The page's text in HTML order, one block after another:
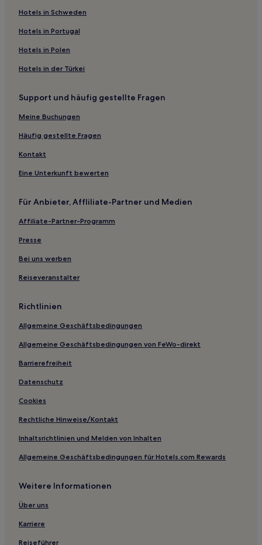
Hotels nahe Sibelius-Monument
Hotels nahe Kamppi Chapel
Sompasaari: Hotels
Meilahti: Hotels
Hotels nahe Straßenbahnhaltestelle Mäkelänrinne
Martilla: Hotels
Ruskeasuo: Hotels
Hotels nahe Straßenbahnhaltestelle Pasilan asema
Kalasatama: Hotels
Kyläsaari: Hotels
Pikku Huopalahti: Hotels
Ferienwohnungen in Kluuvi
Hostels in Hietaranta-Strand
Ferienwohnungen in Alppiharju
Hostels in Helsinki
Ferienwohnungen in Kallio
Luxus in Kluuvi
Familien in Kluuvi
Günstige in Uusimaa
Familien in Helsinki
Haustierfreundliche in Helsinki
Haustierfreundliche in Vantaa
Haustierfreundliche in Großraum Helsinki
Familien in Großraum Helsinki
Günstige in Großraum Helsinki
Haustierfreundliche in Porvoo
Hotels in Schweden
Hotels in Portugal
Hotels in Polen
Hotels in der Türkei
Support und häufig gestellte Fragen
Meine Buchungen
Häufig gestellte Fragen
Kontakt
Eine Unterkunft bewerten
Für Anbieter, Affliliate-Partner und Medien
Affiliate-Partner-Programm
Presse
Bei uns werben
Reiseveranstalter
Richtlinien
Allgemeine Geschäftsbedingungen
Allgemeine Geschäftsbedingungen von FeWo-direkt
Barrierefreiheit
Datenschutz
Cookies
Rechtliche Hinweise/Kontakt
Inhaltsrichtlinien und Melden von Inhalten
Allgemeine Geschäftsbedingungen für Hotels.com Rewards
Weitere Informationen
Über uns
Karriere
Reiseführer